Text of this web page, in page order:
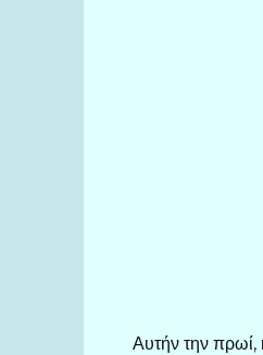
Αυτήν την πρωί,